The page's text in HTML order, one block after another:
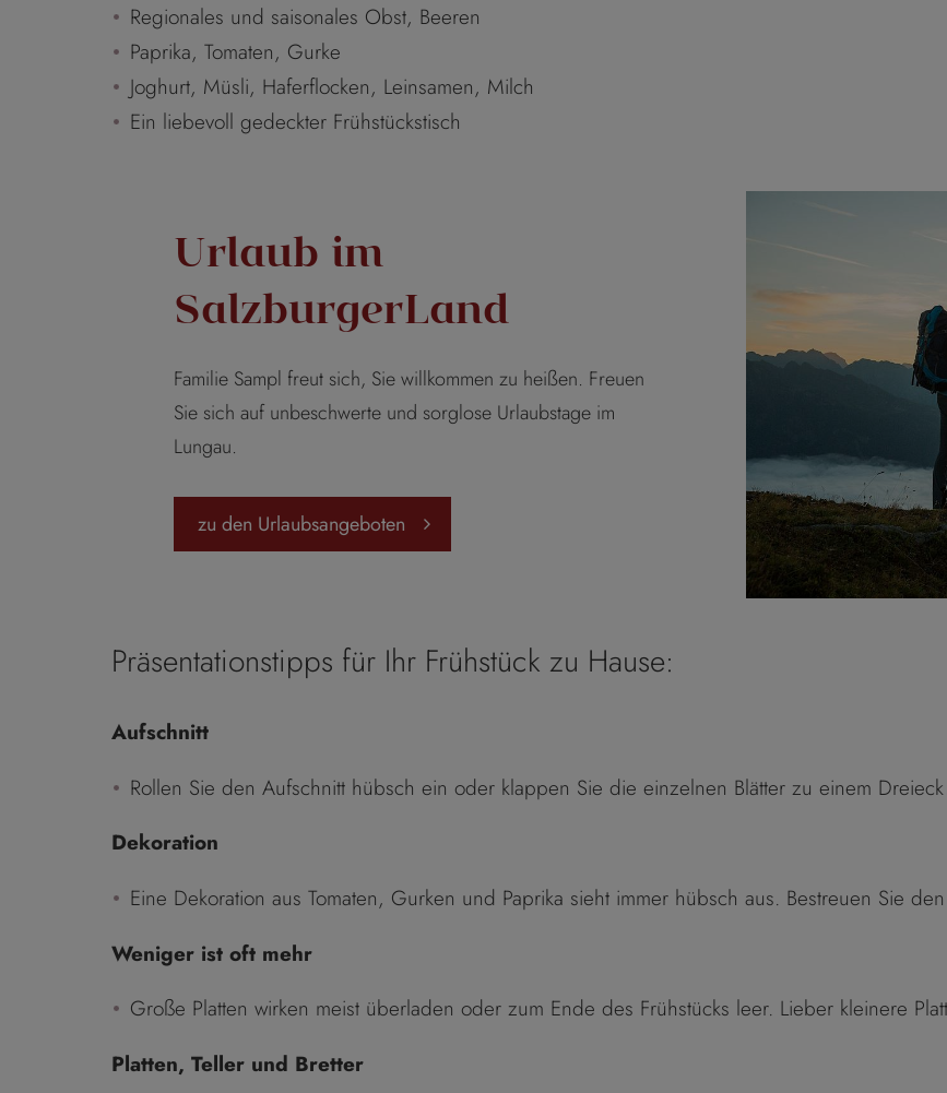
Regionales und saisonales Obst, Beeren
Paprika, Tomaten, Gurke
Joghurt, Müsli, Haferflocken, Leinsamen, Milch
Ein liebevoll gedeckter Frühstückstisch
Urlaub im
SalzburgerLand
Familie Sampl freut sich, Sie willkommen zu heißen. Freuen
Sie sich auf unbeschwerte und sorglose Urlaubstage im
Lungau.
zu den Urlaubsangeboten
Präsentationstipps für Ihr Frühstück zu Hause:
Aufschnitt
Rollen Sie den Aufschnitt hübsch ein oder klappen Sie die einzelnen Blätter zu einem
Dekoration
Eine Dekoration aus Tomaten, Gurken und Paprika sieht immer hübsch aus. Bestreuen Sie
Weniger ist oft mehr
Große Platten wirken meist überladen oder zum Ende des Frühstücks leer. Lieber kleinere
Platten, Teller und Bretter